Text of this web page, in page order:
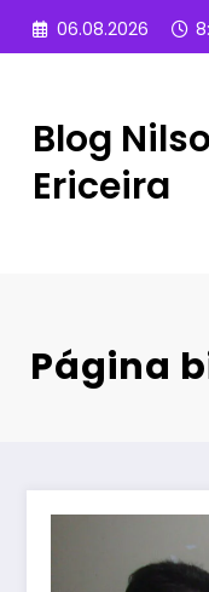
Pular
para
06.08.2026
Blog
Ericeira
Página